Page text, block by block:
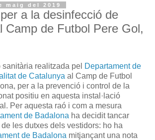
maig del 2019
a la desinfecció de
Camp de Futbol Pere Gol,
realitzada pel Departament de
de Catalunya al Camp de Futbol
per a la prevenció i control de la
positiu en aquesta instal·lació
Per aquesta raó i com a mesura
de Badalona ha decidit tancar
les dutxes dels vestidors: ho ha
de Badalona mitjançant una nota